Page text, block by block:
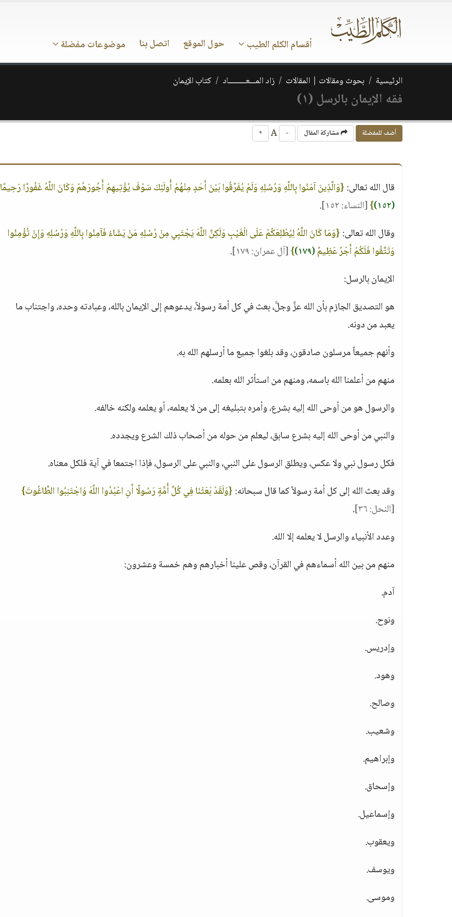
أقسام الكلم الطيب حول الموقع اتصل بنا موضوعات مفضلة
الرئيسية بحوث ومقالات | المقالات زاد المـــعـــــــــاد كتاب الإيمان
فقه الإيمان بالرسل (١)
أضف للمفضلة مشاركة المقال -
+
قال الله تعالى:{وَالَّذِينَ آمَنُوا بِاللَّهِ وَرُسُلِهِ وَلَمْ يُفَرِّقُوا بَيْنَ أَحَدٍ مِنْهُمْ أُولَئِكَ سَوْفَ يُؤْتِيهِمْ أُجُورَهُمْ وَكَانَ اللَّهُ غَفُورًا رَحِيمًا
(١٥٢)
}[النساء: ١٥٢]
.
وقال الله تعالى:{وَمَا كَانَ اللَّهُ لِيُطْلِعَكُمْ عَلَى الْغَيْبِ وَلَكِنَّ اللَّهَ يَجْتَبِي مِنْ رُسُلِهِ مَنْ يَشَاءُ فَآمِنُوا بِاللَّهِ وَرُسُلِهِ وَإِنْ تُؤْمِنُوا
وَتَتَّقُوا فَلَكُمْ أَجْرٌ عَظِيمٌ(١٧٩) }[آل عمران: ١٧٩]
.
الإيمان بالرسل:
هو التصديق الجازم بأن الله عزَّ وجلَّ، بعث في كل أمة رسولاً، يدعوهم إلى الإيمان بالله، وعبادته وحده، واجتناب ما
يعبد من دونه.
وأنهم جميعاً مرسلون صادقون، وقد بلغوا جميع ما أرسلهم الله به.
منهم من أعلمنا الله باسمه، ومنهم من استأثر الله بعلمه.
والرسول هو من أوحى الله إليه بشرع، وأمره بتبليغه إلى من لا يعلمه، أو يعلمه ولكنه خالفه.
والنبي من أوحى الله إليه بشرع سابق، ليعلم من حوله من أصحاب ذلك الشرع ويجدده.
فكل رسول نبي ولا عكس، ويطلق الرسول على النبي، والنبي على الرسول، فإذا اجتمعا في آية فلكل معناه.
وقد بعث الله إلى كل أمة رسولاً كما قال سبحانه:{وَلَقَدْ بَعَثْنَا فِي كُلِّ أُمَّةٍ رَسُولًا أَنِ اعْبُدُوا اللَّهَ وَاجْتَنِبُوا الطَّاغُوتَ}
[النحل: ٣٦]
.
وعدد الأنبياء والرسل لا يعلمه إلا الله.
منهم من بين الله أسماءهم في القرآن، وقص علينا أخبارهم وهم خمسة وعشرون:
آدم.
ونوح.
وإدريس.
وهود.
وصالح.
وشعيب.
وإبراهيم.
وإسحاق.
وإسماعيل.
ويعقوب.
ويوسف.
وموسى.